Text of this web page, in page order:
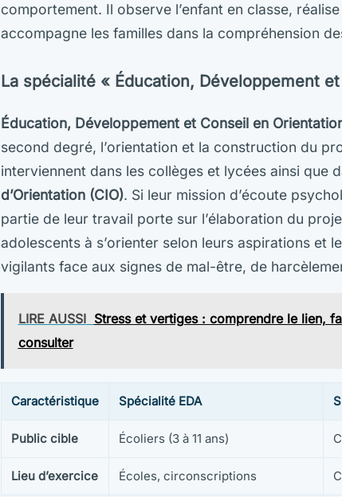
comportement. Il observe l’enfant en classe,
accompagne les familles dans la compréhension
La spécialité « Éducation, Développement
Éducation, Développement et Conseil en
second degré, l’orientation et la construction du
interviennent dans les collèges et lycées ainsi que
d’Orientation (CIO). Si leur mission d’écoute
partie de leur travail porte sur l’élaboration du
adolescents à s’orienter selon leurs aspirations et
vigilants face aux signes de mal-être, de
LIRE AUSSI Stress et vertiges : comprendre le lien,
consulter
Caractéristique Spécialité EDA
Public cible Écoliers (3 à 11 ans)
Lieu d’exercice Écoles, circonscriptions